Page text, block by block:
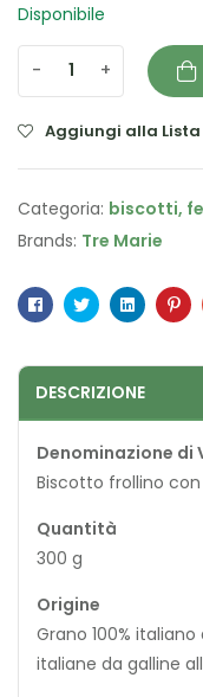
Disponibile
- +
Aggiungi alla
Categoria: biscotti,
Brands: Tre Marie
Facebook
TwitterLinkedin
DESCRIZIONE
Denominazione di
Biscotto frollino
Quantità
300 g
Origine
Grano 100%
italiane da galline